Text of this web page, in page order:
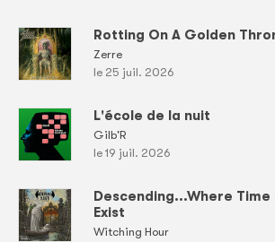
Rotting On A Golden
Zerre
le 25 juil. 2026
L'école de la nuit
Gilb'R
le 19 juil. 2026
Descending...Where Time
Exist
Witching Hour